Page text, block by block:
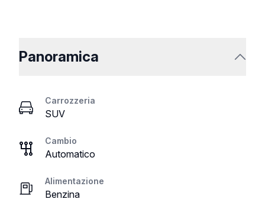
Panoramica
Carrozzeria
SUV
Cambio
Automatico
Alimentazione
Benzina